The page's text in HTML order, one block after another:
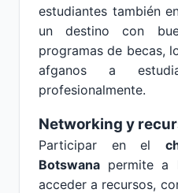
estudiantes también
un destino con
programas de becas,
afganos a
profesionalmente.
Networking y
Participar en el
Botswana permite a
acceder a recursos,